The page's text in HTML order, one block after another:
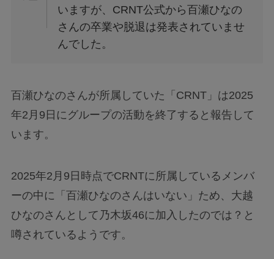
いますが、CRNT公式から百瀬ひなの
さんの卒業や脱退は発表されていませ
んでした。
百瀬ひなのさんが所属していた「CRNT」は2025
年2月9日にグループの活動を終了すると報告して
います。
2025年2月9日時点でCRNTに所属しているメンバ
ーの中に「百瀬ひなのさんはいない」ため、大越
ひなのさんとして乃木坂46に加入したのでは？と
噂されているようです。